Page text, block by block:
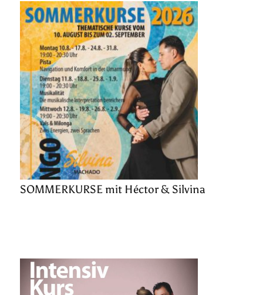
SOMMERKURSE mit Héctor & Silvina